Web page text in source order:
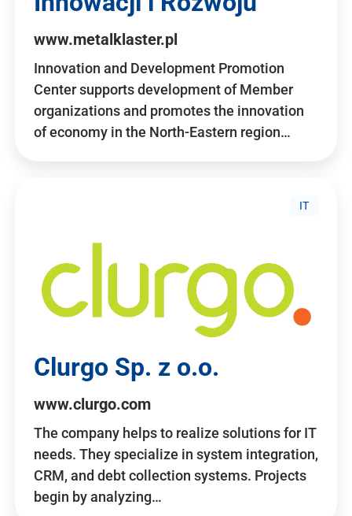
www.metalklaster.pl
Innovation and Development Promotion
Center supports development of Member
organizations and promotes the innovation
of economy in the North-Eastern region…
IT
Clurgo Sp. z o.o.
www.clurgo.com
The company helps to realize solutions for IT
needs. They specialize in system integration,
CRM, and debt collection systems. Projects
begin by analyzing…